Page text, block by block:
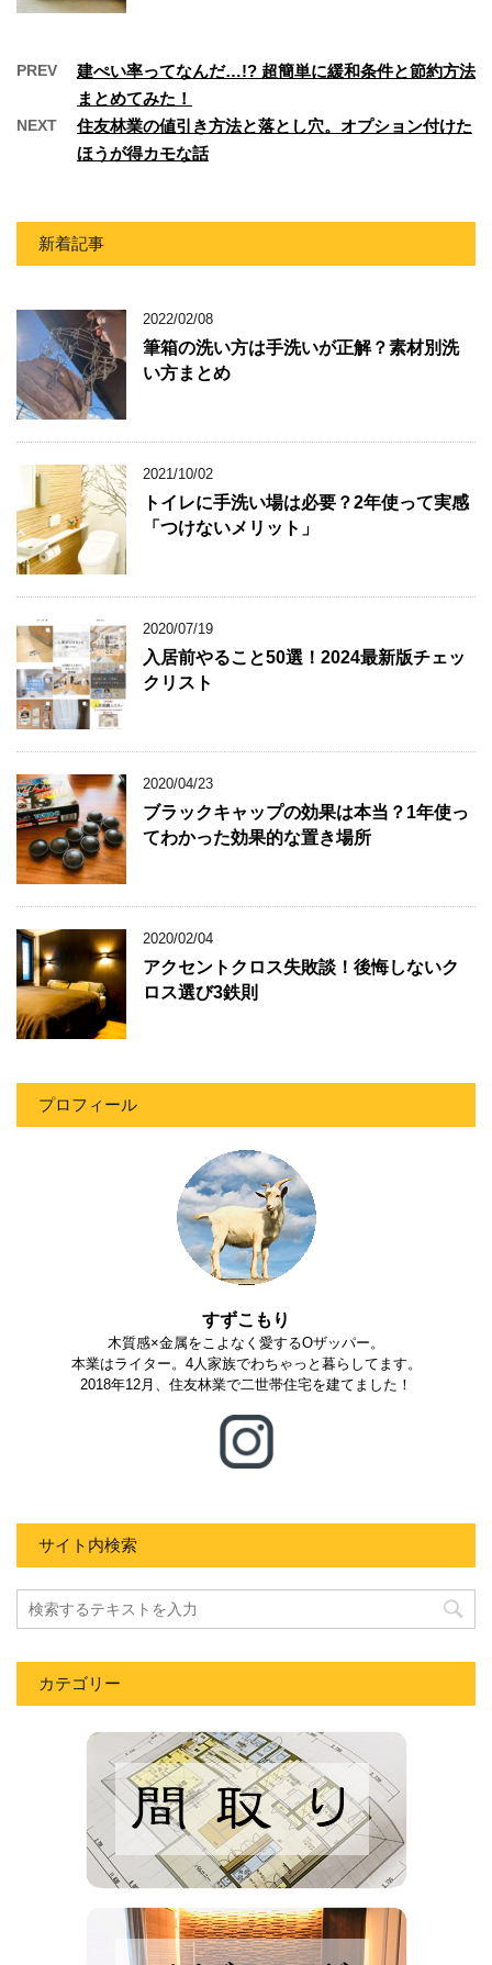
PREV
建ぺい率ってなんだ…!? 超簡単に緩和条件と節約方法
まとめてみた！
NEXT
住友林業の値引き方法と落とし穴。オプション付けた
ほうが得カモな話
新着記事
2022/02/08
筆箱の洗い方は手洗いが正解？素材別洗
い方まとめ
2021/10/02
トイレに手洗い場は必要？2年使って実感
「つけないメリット」
2020/07/19
入居前やること50選！2024最新版チェッ
クリスト
2020/04/23
ブラックキャップの効果は本当？1年使っ
てわかった効果的な置き場所
2020/02/04
アクセントクロス失敗談！後悔しないク
ロス選び3鉄則
プロフィール
すずこもり
木質感×金属をこよなく愛するOザッパー。
本業はライター。4人家族でわちゃっと暮らしてます。
2018年12月、住友林業で二世帯住宅を建てました！
サイト内検索
カテゴリー